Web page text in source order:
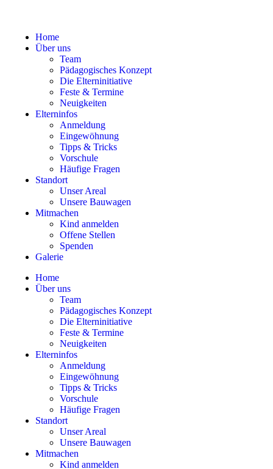
Home
Über uns
Team
Pädagogisches Konzept
Die Elterninitiative
Feste & Termine
Neuigkeiten
Elterninfos
Anmeldung
Eingewöhnung
Tipps & Tricks
Vorschule
Häufige Fragen
Standort
Unser Areal
Unsere Bauwagen
Mitmachen
Kind anmelden
Offene Stellen
Spenden
Galerie
Home
Über uns
Team
Pädagogisches Konzept
Die Elterninitiative
Feste & Termine
Neuigkeiten
Elterninfos
Anmeldung
Eingewöhnung
Tipps & Tricks
Vorschule
Häufige Fragen
Standort
Unser Areal
Unsere Bauwagen
Mitmachen
Kind anmelden